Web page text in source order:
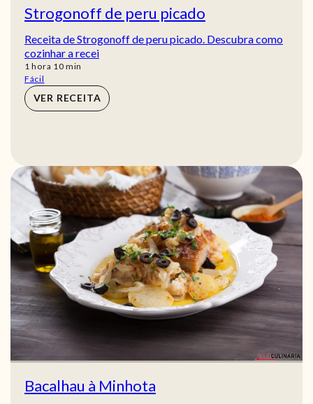
Strogonoff de peru picado
Receita de Strogonoff de peru picado. Descubra como
cozinhar a recei
1 hora
hora 10min
min
Fácil
VER RECEITA
Bacalhau à Minhota